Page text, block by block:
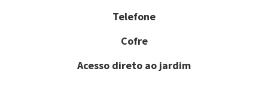
Telefone
Cofre
Acesso direto ao jardim